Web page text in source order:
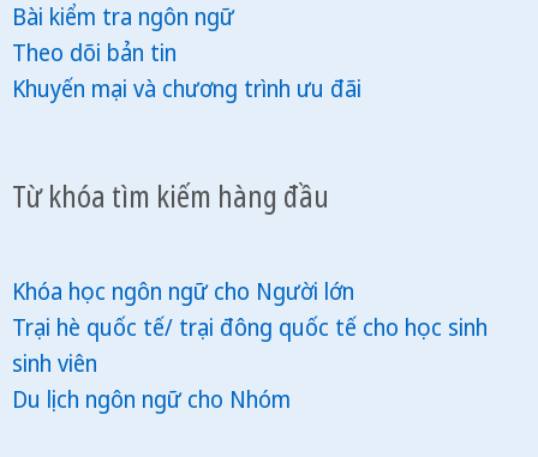
Bài kiểm tra ngôn ngữ
Theo dõi bản tin
Khuyến mại và chương trình ưu đãi
Từ khóa tìm kiếm hàng đầu
Khóa học ngôn ngữ cho Người lớn
Trại hè quốc tế/ trại đông quốc tế cho học sinh
sinh viên
Du lịch ngôn ngữ cho Nhóm